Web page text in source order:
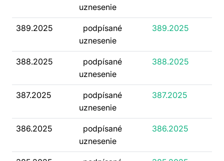
uznesenie
389.2025
podpísané
uznesenie
389.2025
388.2025
podpísané
uznesenie
388.2025
387.2025
podpísané
uznesenie
387.2025
386.2025
podpísané
uznesenie
386.2025